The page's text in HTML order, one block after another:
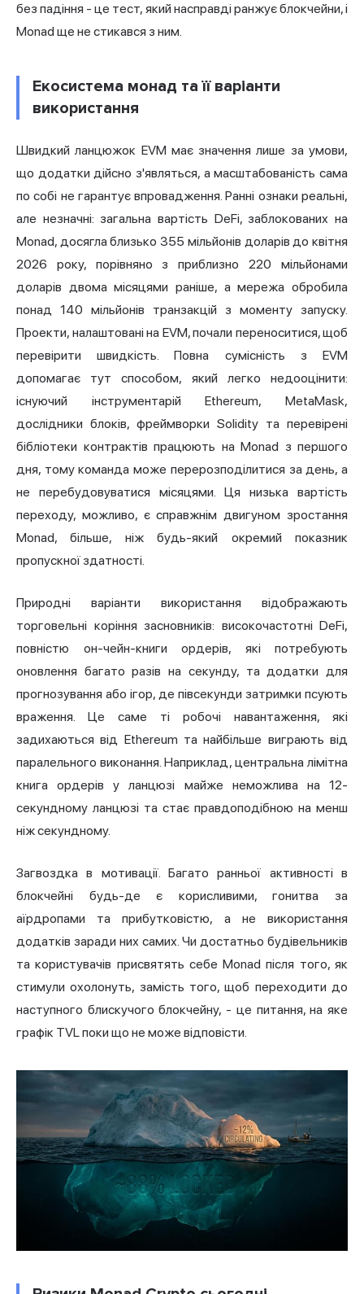
без падіння - це тест, який насправді ранжує блокчейни, і
Monad ще не стикався з ним.
Екосистема монад та її варіанти
використання
Швидкий ланцюжок EVM має значення лише за умови,
що додатки дійсно з'являться, а масштабованість сама
по собі не гарантує впровадження. Ранні ознаки реальні,
але незначні: загальна вартість DeFi, заблокованих на
Monad, досягла близько 355 мільйонів доларів до квітня
2026 року, порівняно з приблизно 220 мільйонами
доларів двома місяцями раніше, а мережа обробила
понад 140 мільйонів транзакцій з моменту запуску.
Проекти, налаштовані на EVM, почали переноситися, щоб
перевірити швидкість. Повна сумісність з EVM
допомагає тут способом, який легко недооцінити:
існуючий інструментарій Ethereum, MetaMask,
дослідники блоків, фреймворки Solidity та перевірені
бібліотеки контрактів працюють на Monad з першого
дня, тому команда може перерозподілитися за день, а
не перебудовуватися місяцями. Ця низька вартість
переходу, можливо, є справжнім двигуном зростання
Monad, більше, ніж будь-який окремий показник
пропускної здатності.
Природні варіанти використання відображають
торговельні коріння засновників: високочастотні DeFi,
повністю он-чейн-книги ордерів, які потребують
оновлення багато разів на секунду, та додатки для
прогнозування або ігор, де півсекунди затримки псують
враження. Це саме ті робочі навантаження, які
задихаються від Ethereum та найбільше виграють від
паралельного виконання. Наприклад, центральна лімітна
книга ордерів у ланцюзі майже неможлива на 12-
секундному ланцюзі та стає правдоподібною на менш
ніж секундному.
Загвоздка в мотивації. Багато ранньої активності в
блокчейні будь-де є корисливими, гонитва за
аїрдропами та прибутковістю, а не використання
додатків заради них самих. Чи достатньо будівельників
та користувачів присвятять себе Monad після того, як
стимули охолонуть, замість того, щоб переходити до
наступного блискучого блокчейну, - це питання, на яке
графік TVL поки що не може відповісти.